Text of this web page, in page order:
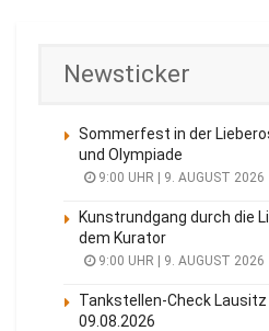
Newsticker
Sommerfest in der
und Olympiade
9:00 UHR | 9. AUGUST 2026
Kunstrundgang durch die
dem Kurator
9:00 UHR | 9. AUGUST 2026
Tankstellen-Check
09.08.2026